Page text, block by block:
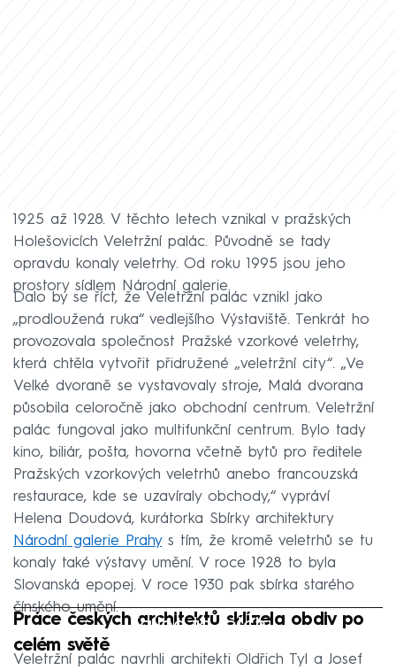
1925 až 1928. V těchto letech vznikal v pražských
Holešovicích Veletržní palác. Původně se tady
opravdu konaly veletrhy. Od roku 1995 jsou jeho
prostory sídlem Národní galerie.
Dalo by se říct, že Veletržní palác vznikl jako
„prodloužená ruka“ vedlejšího Výstaviště. Tenkrát ho
provozovala společnost Pražské vzorkové veletrhy,
která chtěla vytvořit přidružené „veletržní city“. „Ve
Velké dvoraně se vystavovaly stroje, Malá dvorana
působila celoročně jako obchodní centrum. Veletržní
palác fungoval jako multifunkční centrum. Bylo tady
kino, biliár, pošta, hovorna včetně bytů pro ředitele
Pražských vzorkových veletrhů anebo francouzská
restaurace, kde se uzavíraly obchody,“ vypráví
Helena Doudová, kurátorka Sbírky architektury
Národní galerie Prahys tím, že kromě veletrhů se tu
konaly také výstavy umění. V roce 1928 to byla
Slovanská epopej. V roce 1930 pak sbírka starého
čínského umění.
Failed to fetch
Práce českých architektů sklízela obdiv po
celém světě
Veletržní palác navrhli architekti Oldřich Tyl a Josef